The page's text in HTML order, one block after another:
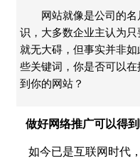
网站就像是公司的
识，大多数企业主认为
就无大碍，但事实并非
些关键词，你是否可以
到你的网站？
做好网络推广可以得到
如今已是互联网时代，